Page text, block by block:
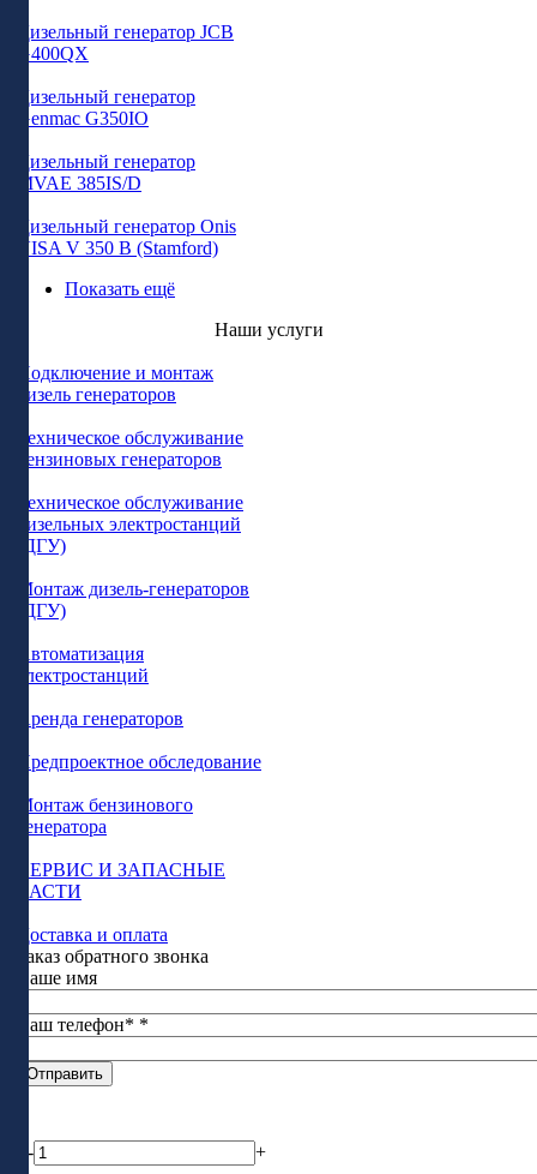
Дизельный генератор JCB
G400QX
Дизельный генератор
Genmac G350IO
Дизельный генератор
MVAE 385IS/D
Дизельный генератор Onis
VISA V 350 B (Stamford)
Показать ещё
Наши услуги
Подключение и монтаж
дизель генераторов
Техническое обслуживание
бензиновых генераторов
Техническое обслуживание
дизельных электростанций
(ДГУ)
Монтаж дизель-генераторов
(ДГУ)
Автоматизация
электростанций
Аренда генераторов
Предпроектное обследование
Монтаж бензинового
генератора
СЕРВИС И ЗАПАСНЫЕ
ЧАСТИ
Доставка и оплата
Заказ обратного звонка
Ваше имя
Ваш телефон* *
-
+